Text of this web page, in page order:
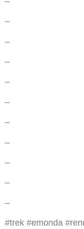
–
–
–
–
–
–
–
–
–
–
#trek #emonda